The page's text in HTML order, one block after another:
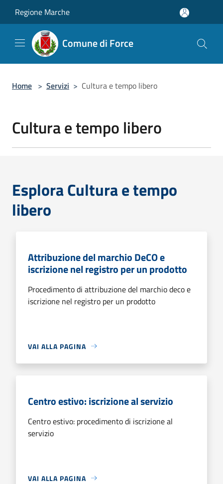
Regione Marche
Comune di Force
Home > Servizi > Cultura e tempo libero
Cultura e tempo libero
Esplora Cultura e tempo
libero
Attribuzione del marchio DeCO e
iscrizione nel registro per un prodotto
Procedimento di attribuzione del marchio deco e
iscrizione nel registro per un prodotto
VAI ALLA PAGINA
Centro estivo: iscrizione al servizio
Centro estivo: procedimento di iscrizione al
servizio
VAI ALLA PAGINA